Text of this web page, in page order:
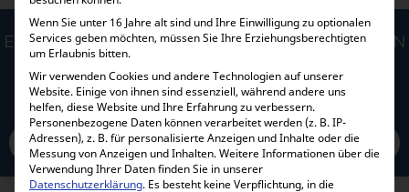
EINPHASEN WOHNMOBILSYSTEM MIT VICTRON
1600VA
Home Alle Produkte Komplettpakete und Angebote
Einphasen Wohnmobilsystem mit Victron 1600VA
Wenn Sie unter 16 Jahre alt sind und Ihre Einwilligung zu optionalen
Services geben möchten, müssen Sie Ihre Erziehungsberechtigten
um Erlaubnis bitten.
Wir verwenden Cookies und andere Technologien auf unserer
Website. Einige von ihnen sind essenziell, während andere uns
helfen, diese Website und Ihre Erfahrung zu verbessern.
Personenbezogene Daten können verarbeitet werden (z. B. IP-
Adressen), z. B. für personalisierte Anzeigen und Inhalte oder die
Messung von Anzeigen und Inhalten.Weitere Informationen über die
Verwendung Ihrer Daten finden Sie in unserer
Datenschutzerklärung. Es besteht keine Verpflichtung, in die